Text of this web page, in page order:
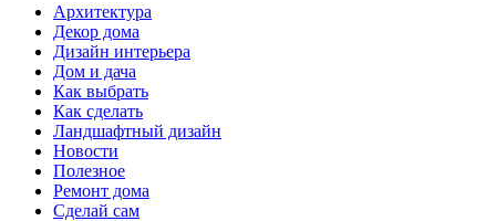
Архитектура
Декор дома
Дизайн интерьера
Дом и дача
Как выбрать
Как сделать
Ландшафтный дизайн
Новости
Полезное
Ремонт дома
Сделай сам